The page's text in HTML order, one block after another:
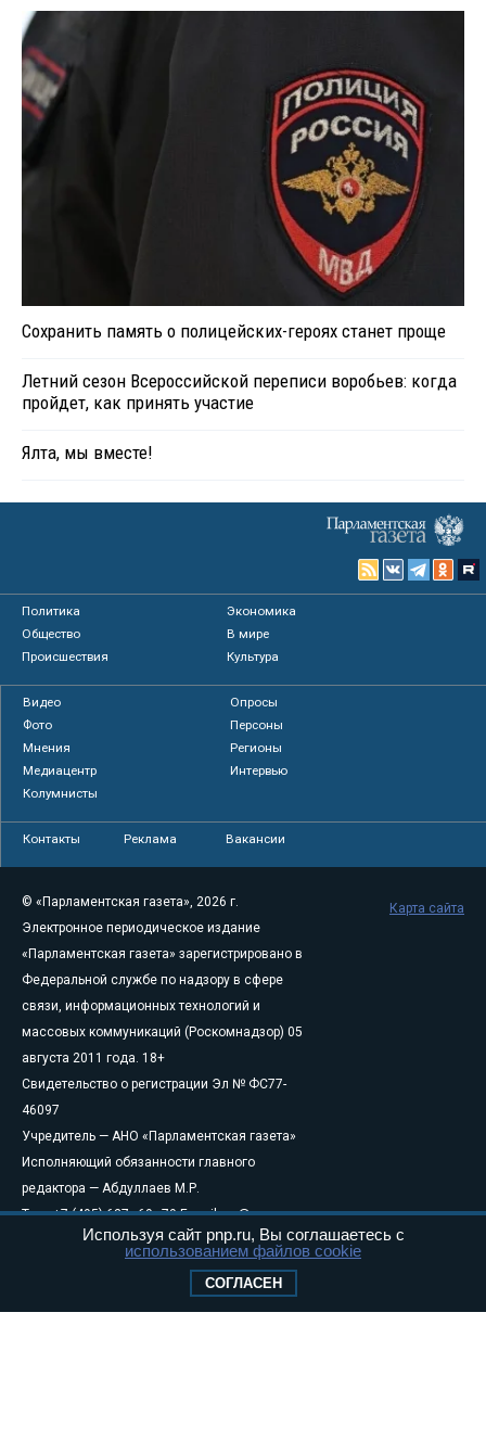
Сохранить память о полицейских-героях станет проще
Летний сезон Всероссийской переписи воробьев: когда
пройдет, как принять участие
Ялта, мы вместе!
Политика
Экономика
Общество
В мире
Происшествия
Культура
Видео
Опросы
Фото
Персоны
Мнения
Регионы
Медиацентр
Интервью
Колумнисты
Контакты Реклама Вакансии
© «Парламентская газета», 2026 г.
Электронное периодическое издание
«Парламентская газета» зарегистрировано в
Федеральной службе по надзору в сфере
связи, информационных технологий и
массовых коммуникаций (Роскомнадзор) 05
августа 2011 года. 18+
Свидетельство о регистрации Эл № ФС77-
46097
Учредитель — АНО «Парламентская газета»
Исполняющий обязанности главного
редактора — Абдуллаев М.Р.
Тел.: +7 (495) 637–69–79 E-mail:pg@pnp.ru
«Парламентская газета» - официальное еженедельное издание
Федерального Собрания РФ. Издается с 1997 года. Учредители
газеты - Государственная Дума и Совет Федерации РФ. Официальный
Карта сайта
Используя сайт pnp.ru, Вы соглашаетесь с
использованием файлов cookie
СОГЛАСЕН